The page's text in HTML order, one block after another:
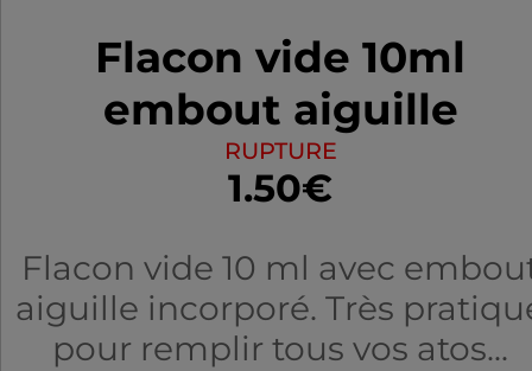
Flacon vide 10ml
embout aiguille
RUPTURE
1.50€
Flacon vide 10 ml avec
aiguille incorporé. Très
pour remplir tous vos atos...